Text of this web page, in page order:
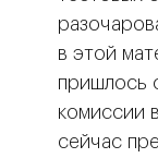
в этой
пришлось
комиссии
сейчас